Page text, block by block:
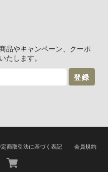
（ 送料無料 ）
品やキャンペーン、クーポ
たします。
登録
定商取引法に基づく表記 会員規約